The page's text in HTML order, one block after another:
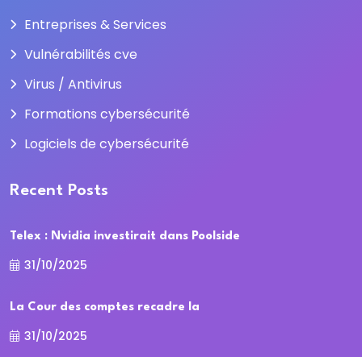
Entreprises & Services
Vulnérabilités cve
Virus / Antivirus
Formations cybersécurité
Logiciels de cybersécurité
Recent Posts
Telex : Nvidia investirait dans Poolside
31/10/2025
La Cour des comptes recadre la
31/10/2025